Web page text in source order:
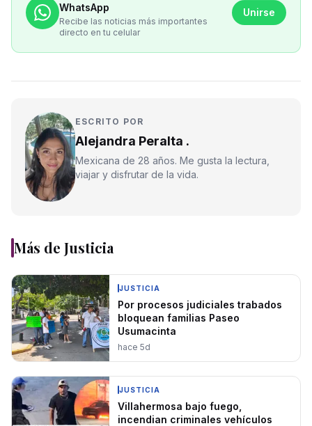
WhatsApp
Recibe las noticias más importantes
directo en tu celular
Unirse
ESCRITO POR
Alejandra Peralta .
Mexicana de 28 años. Me gusta la lectura,
viajar y disfrutar de la vida.
Más de Justicia
JUSTICIA
Por procesos judiciales trabados
bloquean familias Paseo
Usumacinta
hace 5d
JUSTICIA
Villahermosa bajo fuego,
incendian criminales vehículos